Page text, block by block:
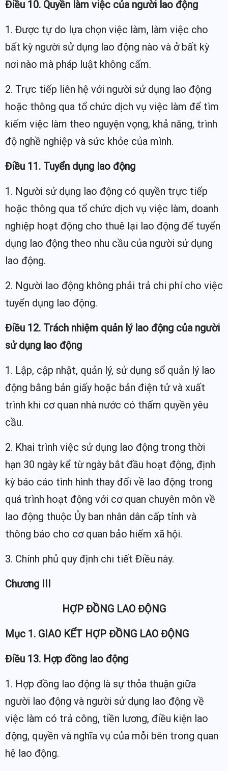
Điều 10. Quyền làm việc của người lao động
1. Được tự do lựa chọn việc làm, làm việc cho
bất kỳ người sử dụng lao động nào và ở bất kỳ
nơi nào mà pháp luật không cấm.
2. Trực tiếp liên hệ với người sử dụng lao động
hoặc thông qua tổ chức dịch vụ việc làm để tìm
kiếm việc làm theo nguyện vọng, khả năng, trình
độ nghề nghiệp và sức khỏe của mình.
Điều 11. Tuyển dụng lao động
1. Người sử dụng lao động có quyền trực tiếp
hoặc thông qua tổ chức dịch vụ việc làm, doanh
nghiệp hoạt động cho thuê lại lao động để tuyển
dụng lao động theo nhu cầu của người sử dụng
lao động.
2. Người lao động không phải trả chi phí cho việc
tuyển dụng lao động.
Điều 12. Trách nhiệm quản lý lao động của người
sử dụng lao động
1. Lập, cập nhật, quản lý, sử dụng sổ quản lý lao
động bằng bản giấy hoặc bản điện tử và xuất
trình khi cơ quan nhà nước có thẩm quyền yêu
cầu.
2. Khai trình việc sử dụng lao động trong thời
hạn 30 ngày kể từ ngày bắt đầu hoạt động, định
kỳ báo cáo tình hình thay đổi về lao động trong
quá trình hoạt động với cơ quan chuyên môn về
lao động thuộc Ủy ban nhân dân cấp tỉnh và
thông báo cho cơ quan bảo hiểm xã hội.
3. Chính phủ quy định chi tiết Điều này.
Chương III
HỢP ĐỒNG LAO ĐỘNG
Mục 1. GIAO KẾT HỢP ĐỒNG LAO ĐỘNG
Điều 13. Hợp đồng lao động
1. Hợp đồng lao động là sự thỏa thuận giữa
người lao động và người sử dụng lao động về
việc làm có trả công, tiền lương, điều kiện lao
động, quyền và nghĩa vụ của mỗi bên trong quan
hệ lao động.